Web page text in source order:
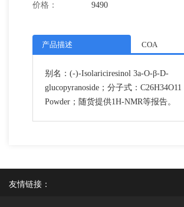
价格： 9490
产品描述 COA
别名：(-)-Isolariciresinol 3a-O-β-D-
glucopyranoside；分子式：C26H34O11
Powder；随货提供1H-NMR等报告。
友情链接：